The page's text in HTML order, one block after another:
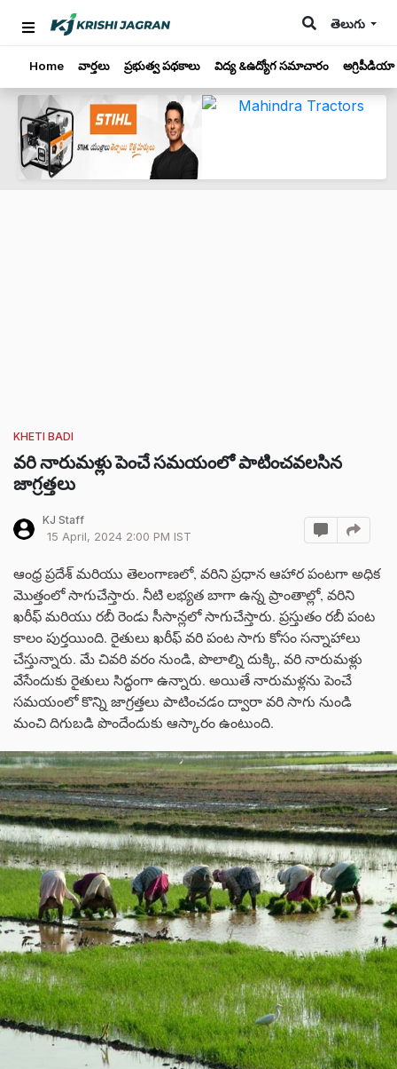
తెలుగు
Home వార్తలు ప్రభుత్వ పథకాలు విద్య &ఉద్యోగ సమాచారం అగ్రిపీడియా
KHETI BADI
వరి నారుమళ్లు పెంచే సమయంలో పాటించవలసిన
జాగ్రత్తలు
KJ Staff
15 April, 2024 2:00 PM IST
ఆంధ్ర ప్రదేశ్ మరియు తెలంగాణలో, వరిని ప్రధాన ఆహార పంటగా అధిక
మొత్తంలో సాగుచేస్తారు. నీటి లభ్యత బాగా ఉన్న ప్రాంతాల్లో, వరిని
ఖరీఫ్ మరియు రబీ రెండు సీసాన్లలో సాగుచేస్తారు. ప్రస్తుతం రబీ పంట
కాలం పుర్తయింది. రైతులు ఖరీఫ్ వరి పంట సాగు కోసం సన్నాహాలు
చేస్తున్నారు. మే చివరి వరం నుండి, పొలాల్ని దుక్కి, వరి నారుమళ్లు
వేసేందుకు రైతులు సిద్ధంగా ఉన్నారు. అయితే నారుమళ్లను పెంచే
సమయంలో కొన్ని జాగ్రత్తలు పాటించడం ద్వారా వరి సాగు నుండి
మంచి దిగుబడి పొందేందుకు ఆస్కారం ఉంటుంది.